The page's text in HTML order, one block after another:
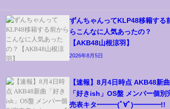
ずんちゃんってKLP48移籍する
らこんなに人気あったの？
【AKB48山根涼羽】
2026年8月5日
【速報】8月4日時点 AKB48新曲
「好きish」OS盤 メンバー個別
売表キタ━━━(ﾟ∀ﾟ)━━━━!!